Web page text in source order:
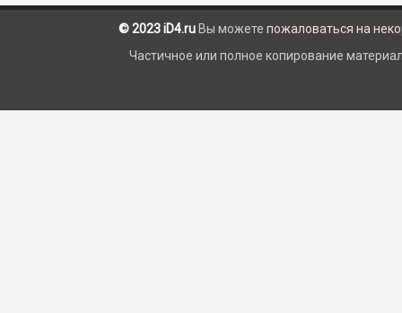
© 2023 iD4.ru Вы можете пожаловаться на
Частичное или полное копирование